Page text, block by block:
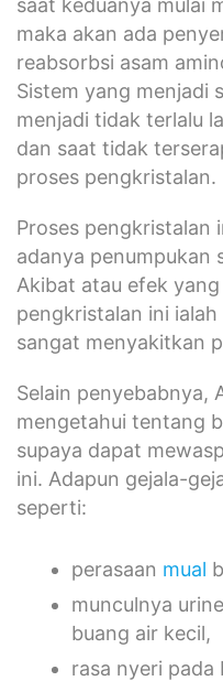
saat keduanya mulai
maka akan ada
reabsorbsi asam
Sistem yang menjadi
menjadi tidak terlalu
dan saat tidak
proses pengkristalan.
Proses pengkristalan
adanya penumpukan
Akibat atau efek
pengkristalan ini
sangat menyakitkan
Selain penyebabnya,
mengetahui tentang
supaya dapat
ini. Adapun gejala-
seperti:
perasaan mual
munculnya
buang air kecil,
rasa nyeri pada